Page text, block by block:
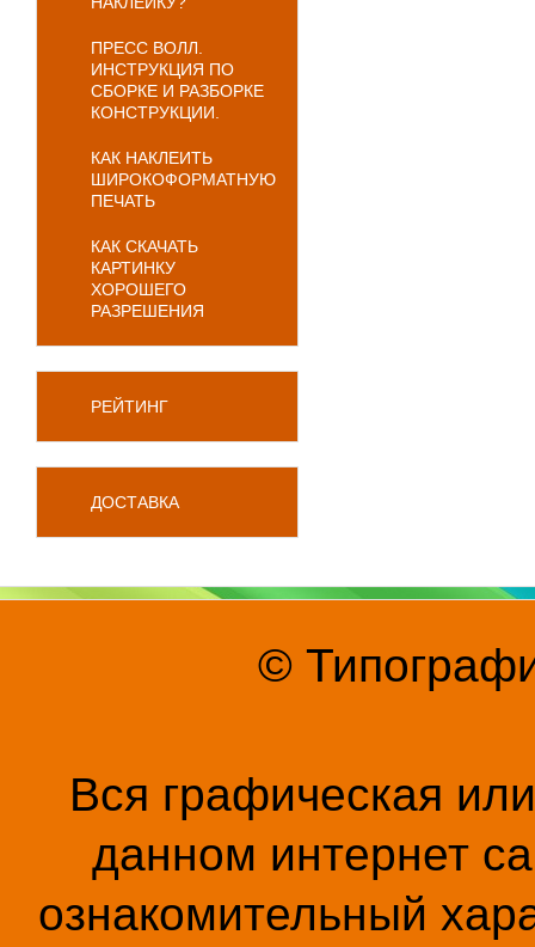
ПРЕСС ВОЛЛ.
ИНСТРУКЦИЯ ПО
СБОРКЕ И РАЗБОРКЕ
КОНСТРУКЦИИ.
КАК НАКЛЕИТЬ
ШИРОКОФОРМАТНУЮ
ПЕЧАТЬ
КАК СКАЧАТЬ
КАРТИНКУ
ХОРОШЕГО
РАЗРЕШЕНИЯ
РЕЙТИНГ
ДОСТАВКА
©
Вся графическая
данном интернет
ознакомительный